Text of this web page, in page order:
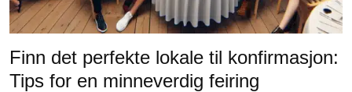
Finn det perfekte lokale til konfirmasjon:
Tips for en minneverdig feiring